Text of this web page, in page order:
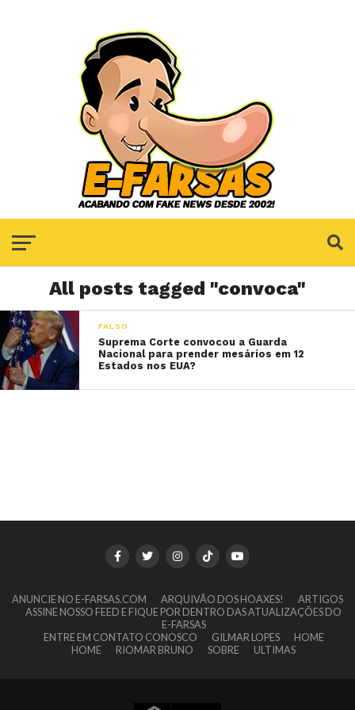
All posts tagged "convoca"
FALSO
Suprema Corte convocou a Guarda
Nacional para prender mesários em 12
Estados nos EUA?
ANUNCIE NO E-FARSAS.COM ARQUIVÃO DOS HOAXES!
ARTIGOS
ASSINE NOSSO FEED E FIQUE POR DENTRO DAS ATUALIZAÇÕES DO
E-FARSAS
ENTRE EM CONTATO CONOSCO
GILMAR LOPES
HOME
HOME
RIOMAR BRUNO SOBRE ULTIMAS